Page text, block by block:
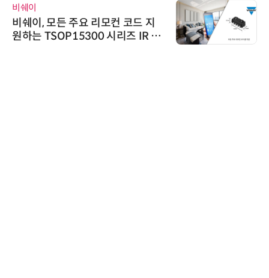
비쉐이
비쉐이, 모든 주요 리모컨 코드 지
원하는 TSOP15300 시리즈 IR 수